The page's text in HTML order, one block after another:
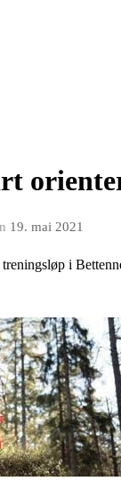
19. mai 2021
i